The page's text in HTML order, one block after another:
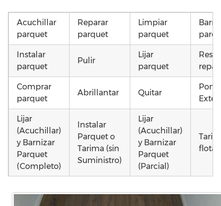
Acuchillar
parquet
Reparar
parquet
Limpiar
parquet
Instalar
parquet
Pulir
Lijar
parquet
Comprar
parquet
Abrillantar Quitar
Lijar
(Acuchillar)
y Barnizar
Parquet
(Completo)
Instalar
Parquet o
Tarima (sin
Suministro)
Lijar
(Acuchillar)
y Barnizar
Parquet
(Parcial)
parquet o
parquet o
Otros